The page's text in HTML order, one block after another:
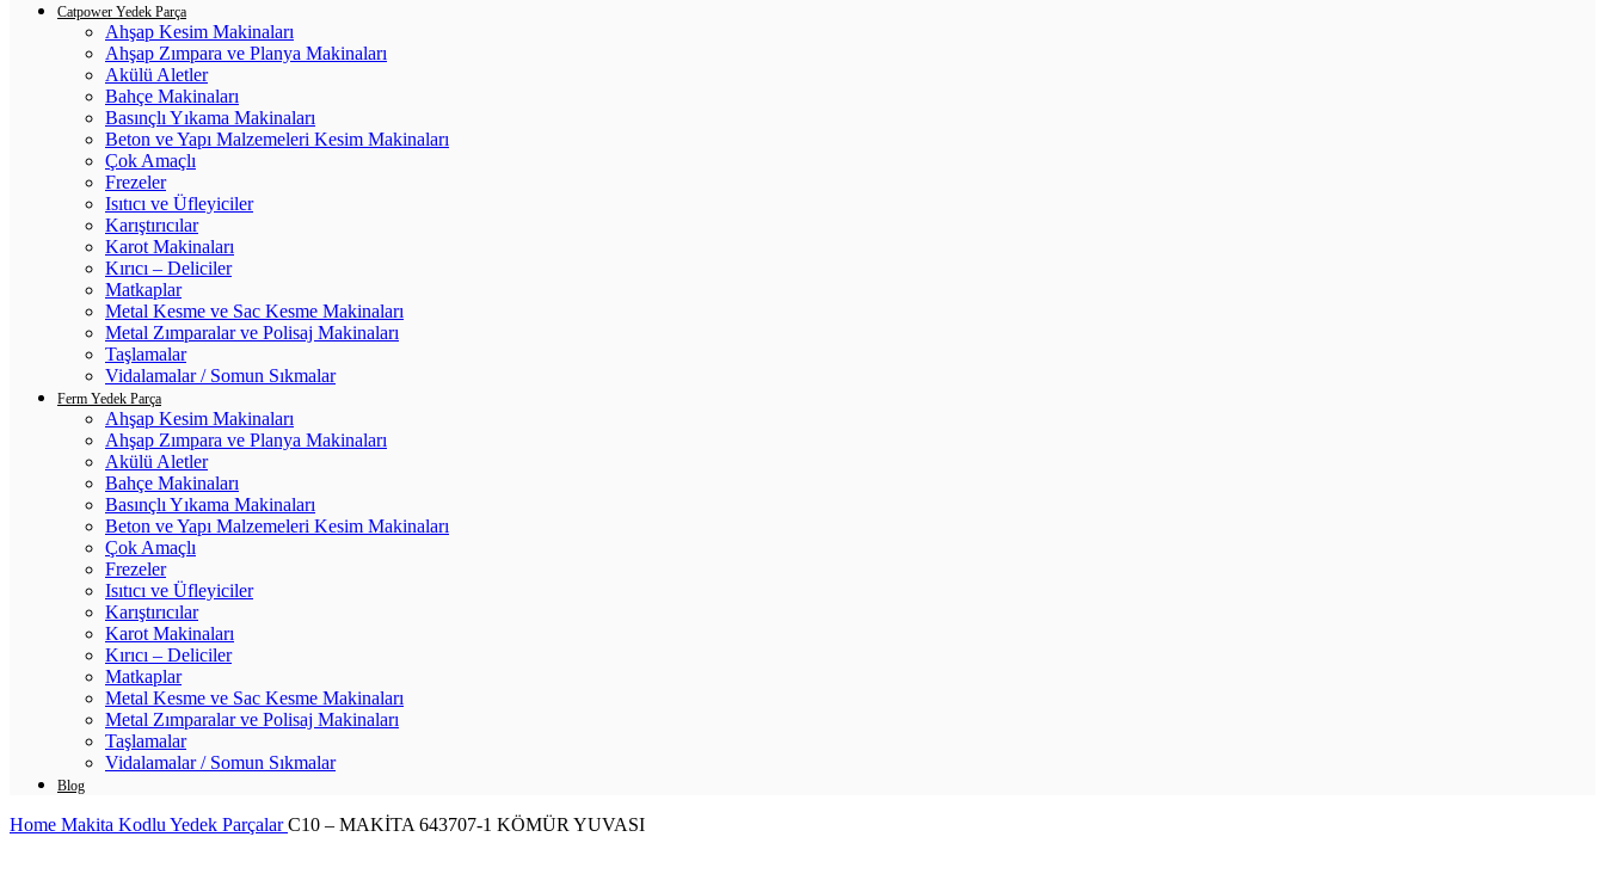
Catpower Yedek Parça
Ahşap Kesim Makinaları
Ahşap Zımpara ve Planya Makinaları
Akülü Aletler
Bahçe Makinaları
Basınçlı Yıkama Makinaları
Beton ve Yapı Malzemeleri Kesim Makinaları
Çok Amaçlı
Frezeler
Isıtıcı ve Üfleyiciler
Karıştırıcılar
Karot Makinaları
Kırıcı – Deliciler
Matkaplar
Metal Kesme ve Sac Kesme Makinaları
Metal Zımparalar ve Polisaj Makinaları
Taşlamalar
Vidalamalar / Somun Sıkmalar
Ferm Yedek Parça
Ahşap Kesim Makinaları
Ahşap Zımpara ve Planya Makinaları
Akülü Aletler
Bahçe Makinaları
Basınçlı Yıkama Makinaları
Beton ve Yapı Malzemeleri Kesim Makinaları
Çok Amaçlı
Frezeler
Isıtıcı ve Üfleyiciler
Karıştırıcılar
Karot Makinaları
Kırıcı – Deliciler
Matkaplar
Metal Kesme ve Sac Kesme Makinaları
Metal Zımparalar ve Polisaj Makinaları
Taşlamalar
Vidalamalar / Somun Sıkmalar
Blog
Home Makita Kodlu Yedek ParçalarC10 – MAKİTA 643707-1 KÖMÜR YUVASI